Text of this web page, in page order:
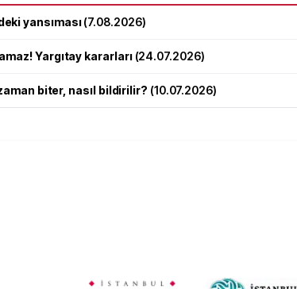
yansıması(7.08.2026)
Yargıtay kararları(24.07.2026)
biter, nasıl bildirilir? (10.07.2026)